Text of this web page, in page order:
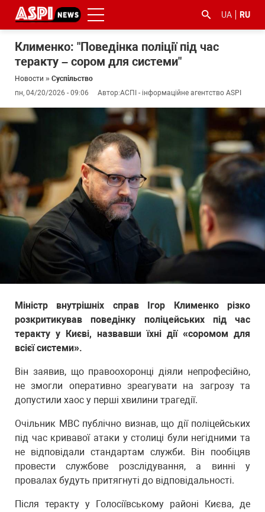
UA RU
Клименко: "Поведінка поліції під час
теракту – сором для системи"
Новости » Суспільство
пн, 04/20/2026 - 09:06
Автор:АСПІ - інформаційне агентство ASPI
Міністр внутрішніх справ Ігор Клименко різко
розкритикував поведінку поліцейських під час
теракту у Києві, назвавши їхні дії «соромом для
всієї системи».
Він заявив, що правоохоронці діяли непрофесійно,
не змогли оперативно зреагувати на загрозу та
допустили хаос у перші хвилини трагедії.
Очільник МВС публічно визнав, що дії поліцейських
під час кривавої атаки у столиці були негідними та
не відповідали стандартам служби. Він пообіцяв
провести службове розслідування, а винні у
провалах будуть притягнуті до відповідальності.
Після теракту у Голосіївському районі Києва, де
#ООС
корупцією
#гфс #Киев #коронавірус